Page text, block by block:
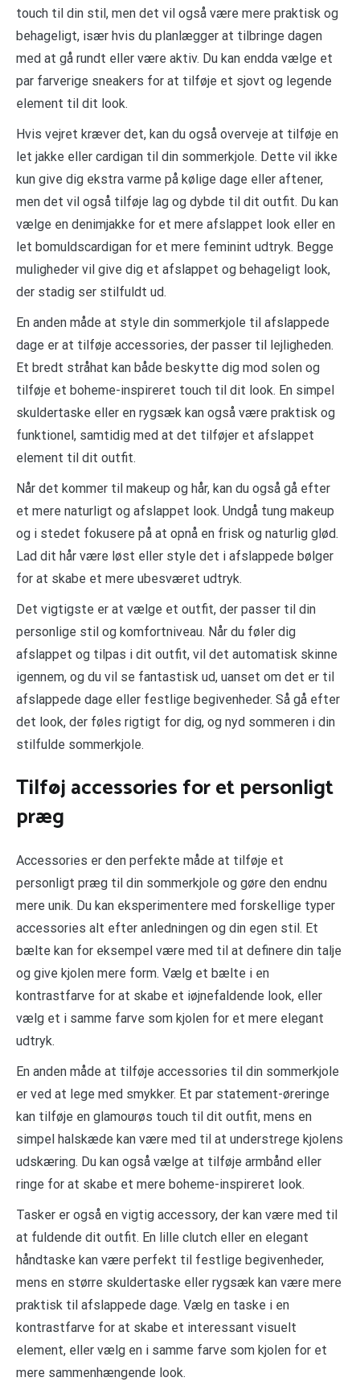
touch til din stil, men det vil også være mere praktisk og
behageligt, især hvis du planlægger at tilbringe dagen
med at gå rundt eller være aktiv. Du kan endda vælge et
par farverige sneakers for at tilføje et sjovt og legende
element til dit look.
Hvis vejret kræver det, kan du også overveje at tilføje en
let jakke eller cardigan til din sommerkjole. Dette vil ikke
kun give dig ekstra varme på kølige dage eller aftener,
men det vil også tilføje lag og dybde til dit outfit. Du kan
vælge en denimjakke for et mere afslappet look eller en
let bomuldscardigan for et mere feminint udtryk. Begge
muligheder vil give dig et afslappet og behageligt look,
der stadig ser stilfuldt ud.
En anden måde at style din sommerkjole til afslappede
dage er at tilføje accessories, der passer til lejligheden.
Et bredt stråhat kan både beskytte dig mod solen og
tilføje et boheme-inspireret touch til dit look. En simpel
skuldertaske eller en rygsæk kan også være praktisk og
funktionel, samtidig med at det tilføjer et afslappet
element til dit outfit.
Når det kommer til makeup og hår, kan du også gå efter
et mere naturligt og afslappet look. Undgå tung makeup
og i stedet fokusere på at opnå en frisk og naturlig glød.
Lad dit hår være løst eller style det i afslappede bølger
for at skabe et mere ubesværet udtryk.
Det vigtigste er at vælge et outfit, der passer til din
personlige stil og komfortniveau. Når du føler dig
afslappet og tilpas i dit outfit, vil det automatisk skinne
igennem, og du vil se fantastisk ud, uanset om det er til
afslappede dage eller festlige begivenheder. Så gå efter
det look, der føles rigtigt for dig, og nyd sommeren i din
stilfulde sommerkjole.
Tilføj accessories for et personligt
præg
Accessories er den perfekte måde at tilføje et
personligt præg til din sommerkjole og gøre den endnu
mere unik. Du kan eksperimentere med forskellige typer
accessories alt efter anledningen og din egen stil. Et
bælte kan for eksempel være med til at definere din talje
og give kjolen mere form. Vælg et bælte i en
kontrastfarve for at skabe et iøjnefaldende look, eller
vælg et i samme farve som kjolen for et mere elegant
udtryk.
En anden måde at tilføje accessories til din sommerkjole
er ved at lege med smykker. Et par statement-øreringe
kan tilføje en glamourøs touch til dit outfit, mens en
simpel halskæde kan være med til at understrege kjolens
udskæring. Du kan også vælge at tilføje armbånd eller
ringe for at skabe et mere boheme-inspireret look.
Tasker er også en vigtig accessory, der kan være med til
at fuldende dit outfit. En lille clutch eller en elegant
håndtaske kan være perfekt til festlige begivenheder,
mens en større skuldertaske eller rygsæk kan være mere
praktisk til afslappede dage. Vælg en taske i en
kontrastfarve for at skabe et interessant visuelt
element, eller vælg en i samme farve som kjolen for et
mere sammenhængende look.